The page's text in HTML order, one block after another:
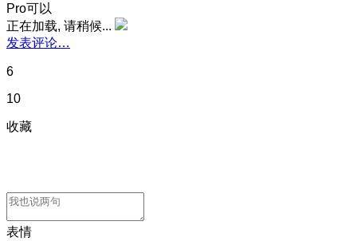
Pro可以
正在加载, 请稍候...
发表评论…
6
10
收藏
表情